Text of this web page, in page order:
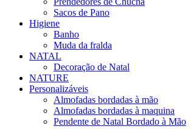
Sacos de Pano
Higiene
Banho
Muda da fralda
NATAL
Decoração de Natal
NATURE
Personalizáveis
Almofadas bordadas à mão
Almofadas bordadas à maquina
Pendente de Natal Bordado à Mão